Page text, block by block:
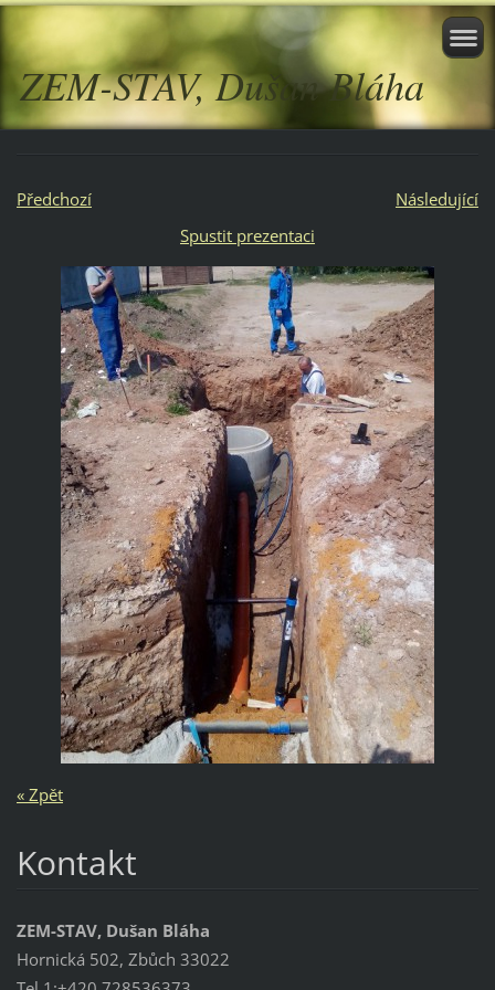
ZEM-STAV, Dušan Bláha
Předchozí
Následující
Spustit prezentaci
« Zpět
Kontakt
ZEM-STAV, Dušan Bláha
Hornická 502, Zbůch 33022